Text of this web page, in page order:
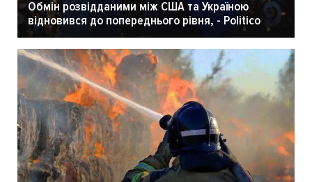
Обмін розвідданими між США та Україною
відновився до попереднього рівня, - Politico